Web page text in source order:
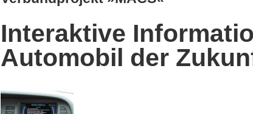
Interaktive
Automobil der